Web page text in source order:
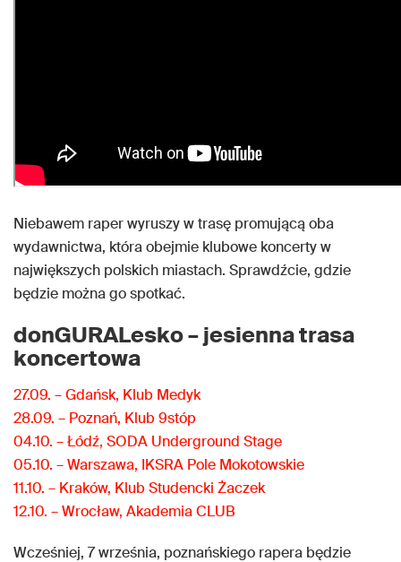
Niebawem raper wyruszy w trasę promującą oba
wydawnictwa, która obejmie klubowe koncerty w
największych polskich miastach. Sprawdźcie, gdzie
będzie można go spotkać.
donGURALesko – jesienna trasa
koncertowa
27.09. – Gdańsk, Klub Medyk
28.09. – Poznań, Klub 9stóp
04.10. – Łódź, SODA Underground Stage
05.10. – Warszawa, IKSRA Pole Mokotowskie
11.10. – Kraków, Klub Studencki Żaczek
12.10. – Wrocław, Akademia CLUB
Wcześniej, 7 września, poznańskiego rapera będzie